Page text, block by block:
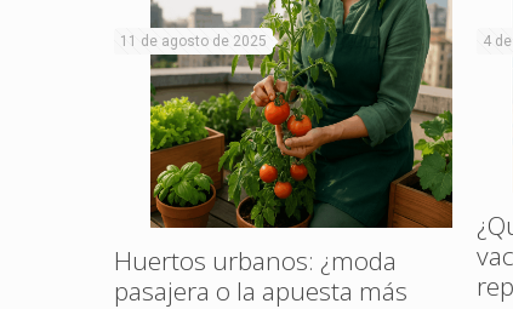
11 de agosto de 2025
Huertos urbanos: ¿moda
pasajera o la apuesta más
4